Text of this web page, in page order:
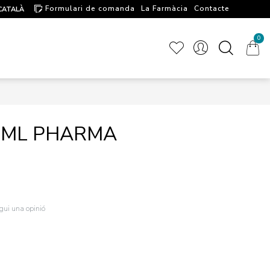
Formulari de comanda La Farmàcia
Contacte
0
PHARMA
una opinió